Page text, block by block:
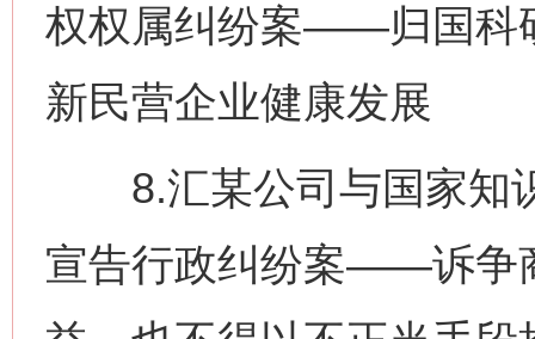
权权属纠纷案——归国科
新民营企业健康发展
8.汇某公司与国家知
宣告行政纠纷案——诉争